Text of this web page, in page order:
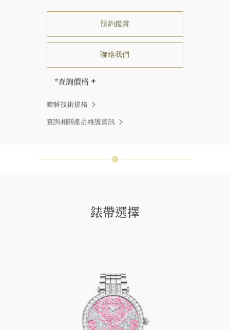
預約鑑賞
聯絡我們
*查詢價格
兩顆相同的鑽石。」 海瑞溫斯頓的每
一件高級珠寶作品也是如此：每個寶
石皆與眾不同而採用獨特鑲嵌方式，
瞭解技術規格
查詢相關產品維護資訊
錶帶選擇